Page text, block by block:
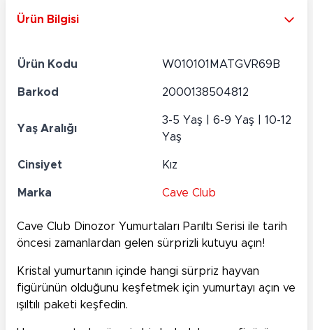
Ürün Bilgisi
Ürün Kodu W010101MATGVR69B
Barkod 2000138504812
Yaş Aralığı
3-5 Yaş | 6-9 Yaş | 10-12
Yaş
Cinsiyet Kız
Marka Cave Club
Cave Club Dinozor Yumurtaları Parıltı Serisi ile tarih
öncesi zamanlardan gelen sürprizli kutuyu açın!
Kristal yumurtanın içinde hangi sürpriz hayvan
figürünün olduğunu keşfetmek için yumurtayı açın ve
ışıltılı paketi keşfedin.